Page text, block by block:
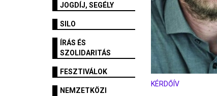
JOGDÍJ, SEGÉLY
SILO
ÍRÁS ÉS
SZOLIDARITÁS
FESZTIVÁLOK
NEMZETKÖZI
KÉRDŐÍV